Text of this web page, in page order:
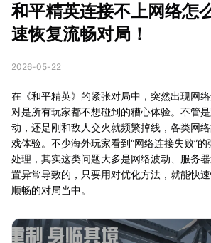
和平精英连接不上网络怎
速恢复流畅对局！
2026-05-22
在《和平精英》的紧张对局中，突然出现网
对是所有玩家都不想碰到的糟心体验。不管
动，还是刚和敌人交火就频繁掉线，各类网
戏体验。不少海外玩家看到“网络连接失败”
处理，其实这类问题大多是网络波动、服务
置异常导致的，只要用对优化方法，就能快
顺畅的对局当中。